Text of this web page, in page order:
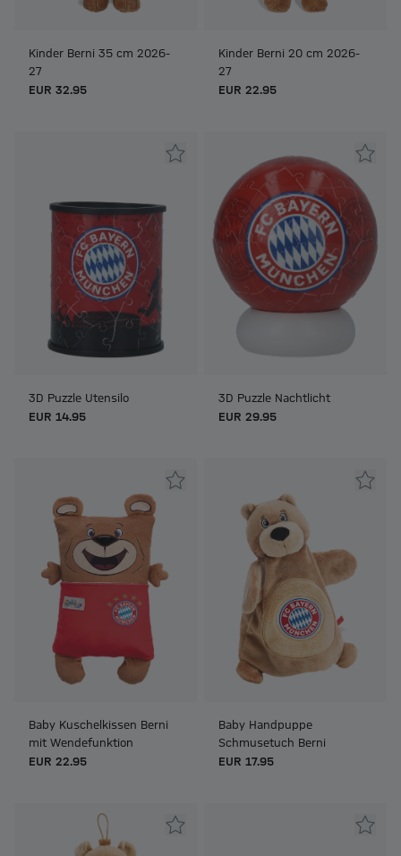
Kinder Berni 35 cm 2026-
27
EUR 32.95
Kinder Berni 20 cm 2026-
27
EUR 22.95
3D Puzzle Utensilo
EUR 14.95
3D Puzzle Nachtlicht
EUR 29.95
Baby Kuschelkissen Berni
mit Wendefunktion
EUR 22.95
Baby Handpuppe
Schmusetuch Berni
EUR 17.95